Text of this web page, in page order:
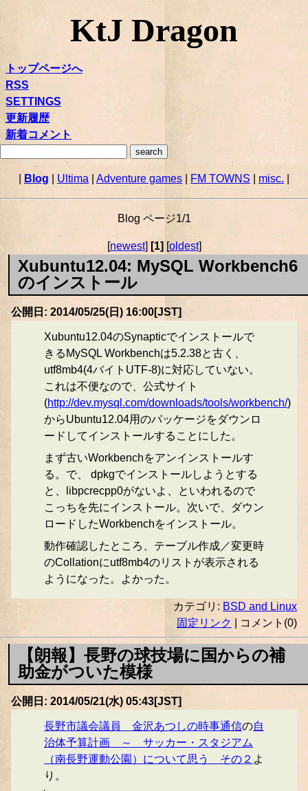
KtJ Dragon
トップページへ
RSS
SETTINGS
更新履歴
新着コメント
Blog Ultima Adventure games FM TOWNS| misc.
Blog ページ1/1
[newest] [1] [oldest]
Xubuntu12.04: MySQL Workbench6
のインストール
公開日: 2014/05/25(日) 16:00[JST]
Xubuntu12.04のSynapticでインストールで
きるMySQL Workbenchは5.2.38と古く、
utf8mb4(4バイトUTF-8)に対応していない。
これは不便なので、公式サイト
(http://dev.mysql.com/downloads/tools/workbench/)
からUbuntu12.04用のパッケージをダウンロ
ードしてインストールすることにした。
まず古いWorkbenchをアンインストールす
る。で、 dpkgでインストールしようとする
と、libpcrecpp0がないよ、といわれるので
こっちを先にインストール。次いで、ダウン
ロードしたWorkbenchをインストール。
動作確認したところ、テーブル作成／変更時
のCollationにutf8mb4のリストが表示される
ようになった。よかった。
カテゴリ: BSD and Linux
固定リンク
| コメント(0)
【朗報】長野の球技場に国からの補
助金がついた模様
公開日: 2014/05/21(水) 05:43[JST]
長野市議会議員 金沢あつしの時事通信の自
治体予算計画 ～ サッカー・スタジアム
（南長野運動公園）について思う その２ よ
り。